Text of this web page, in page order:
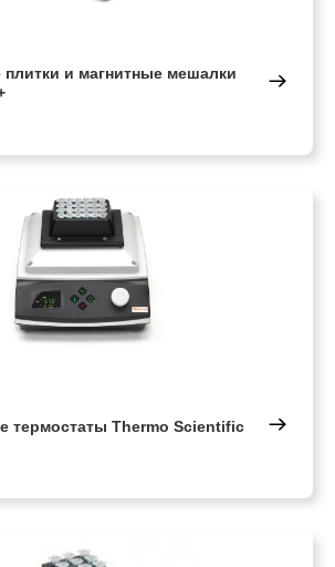
и магнитные мешалки
термостаты Thermo Scientific